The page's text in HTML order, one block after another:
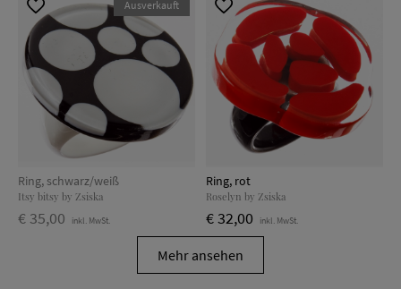
Ring, schwarz/weiß
Itsy bitsy by Zsiska
€ 35,00 inkl. MwSt.
Ausverkauft
Ring, rot
Roselyn by Zsiska
€ 32,00 inkl. MwSt.
Mehr ansehen